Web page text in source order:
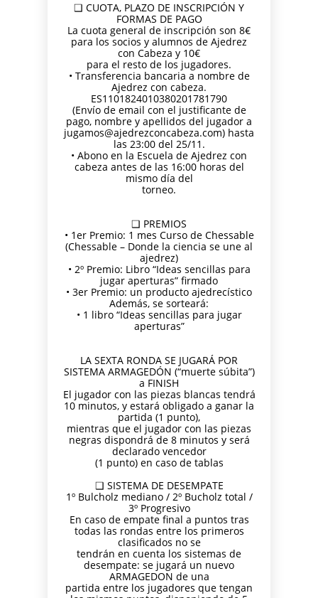
❑ CUOTA, PLAZO DE INSCRIPCIÓN Y
FORMAS DE PAGO
La cuota general de inscripción son 8€
para los socios y alumnos de Ajedrez
con Cabeza y 10€
para el resto de los jugadores.
• Transferencia bancaria a nombre de
Ajedrez con cabeza.
ES1101824010380201781790
(Envío de email con el justificante de
pago, nombre y apellidos del jugador a
jugamos@ajedrezconcabeza.com) hasta
las 23:00 del 25/11.
• Abono en la Escuela de Ajedrez con
cabeza antes de las 16:00 horas del
mismo día del
torneo.
❑ PREMIOS
• 1er Premio: 1 mes Curso de Chessable
(Chessable – Donde la ciencia se une al
ajedrez)
• 2º Premio: Libro “Ideas sencillas para
jugar aperturas” firmado
• 3er Premio: un producto ajedrecístico
Además, se sorteará:
• 1 libro “Ideas sencillas para jugar
aperturas”
LA SEXTA RONDA SE JUGARÁ POR
SISTEMA ARMAGEDÓN (“muerte súbita”)
a FINISH
El jugador con las piezas blancas tendrá
10 minutos, y estará obligado a ganar la
partida (1 punto),
mientras que el jugador con las piezas
negras dispondrá de 8 minutos y será
declarado vencedor
(1 punto) en caso de tablas
❑ SISTEMA DE DESEMPATE
1º Bulcholz mediano / 2º Bucholz total /
3º Progresivo
En caso de empate final a puntos tras
todas las rondas entre los primeros
clasificados no se
tendrán en cuenta los sistemas de
desempate: se jugará un nuevo
ARMAGEDON de una
partida entre los jugadores que tengan